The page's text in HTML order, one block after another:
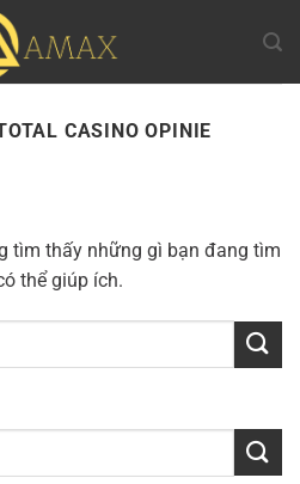
CASINO OPINIE
tìm thấy những gì bạn đang tìm
thể giúp ích.